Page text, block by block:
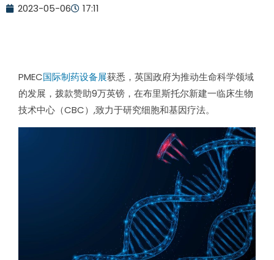
2023-05-06 17:11
PMEC国际制药设备展获悉，英国政府为推动生命科学领域
的发展，拨款赞助9万英镑，在布里斯托尔新建一临床生物
技术中心（CBC） ,致力于研究细胞和基因疗法。